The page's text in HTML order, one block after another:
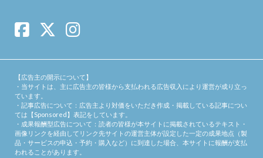
【広告主の開示について】
・当サイトは、主に広告主の皆様から支払われる広告収入により運営が成り立っ
ています。
・記事広告について：広告主より対価をいただき作成・掲載している記事につい
ては【Sponsored】表記をしています。
・成果報酬型広告について：読者の皆様が本サイトに掲載されているテキスト・
画像リンクを経由してリンク先サイトの運営主体が設定した一定の成果地点（製
品・サービスの申込・予約・購入など）に到達した場合、本サイトに報酬が支払
われることがあります。